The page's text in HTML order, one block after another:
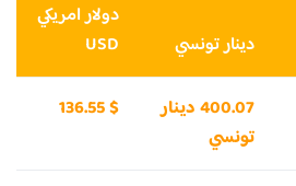
دينار تونسي
دولار امريكي
USD
400.07 دينار
تونسي
136.55 $